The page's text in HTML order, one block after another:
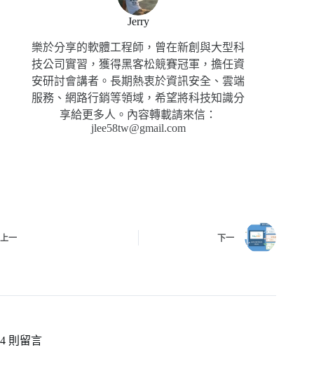
Jerry
樂於分享的軟體工程師，曾在新創與大型科
技公司實習，獲得黑客松競賽冠軍，擔任資
安研討會講者。長期熱衷於資訊安全、雲端
服務、網路行銷等領域，希望將科技知識分
享給更多人。內容轉載請來信：
jlee58tw@gmail.com
上一 下一
4 則留言